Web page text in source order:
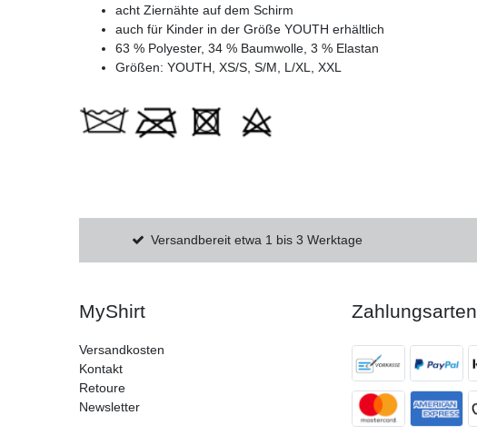
acht Ziernähte auf dem Schirm
auch für Kinder in der Größe YOUTH erhältlich
63 % Polyester, 34 % Baumwolle, 3 % Elastan
Größen: YOUTH, XS/S, S/M, L/XL, XXL
Versandbereit etwa 1 bis 3 Werktage
MyShirt
Versandkosten
Kontakt
Retoure
Newsletter
Zahlungsarten